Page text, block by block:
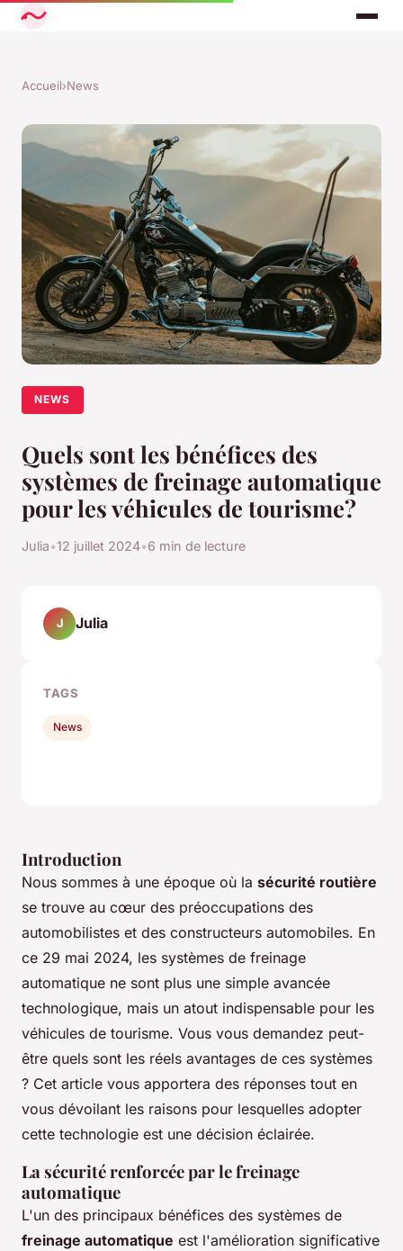
Accueil›News
NEWS
Quels sont les bénéfices des
systèmes de freinage automatique
pour les véhicules de tourisme?
Julia•12 juillet 2024•6 min de lecture
Introduction
Nous sommes à une époque où la sécurité routière
se trouve au cœur des préoccupations des
automobilistes et des constructeurs automobiles. En
ce 29 mai 2024, les systèmes de freinage
automatique ne sont plus une simple avancée
technologique, mais un atout indispensable pour les
véhicules de tourisme. Vous vous demandez peut-
être quels sont les réels avantages de ces systèmes
? Cet article vous apportera des réponses tout en
vous dévoilant les raisons pour lesquelles adopter
cette technologie est une décision éclairée.
La sécurité renforcée par le freinage
automatique
L'un des principaux bénéfices des systèmes de
freinage automatique est l'amélioration significative
J Julia
TAGS
News